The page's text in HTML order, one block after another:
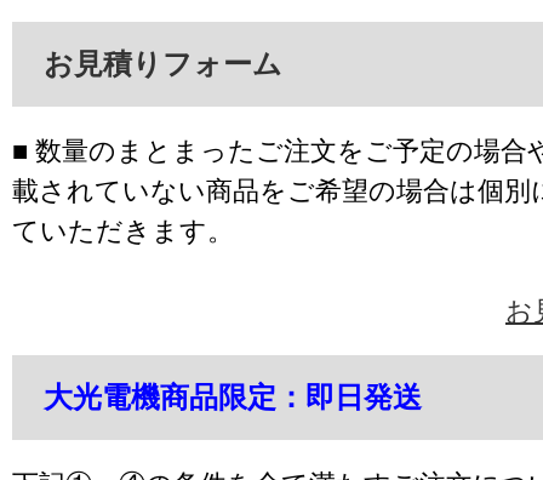
お見積りフォーム
■ 数量のまとまったご注文をご予定の場合
載されていない商品をご希望の場合は個別
ていただきます。
お
大光電機商品限定：即日発送